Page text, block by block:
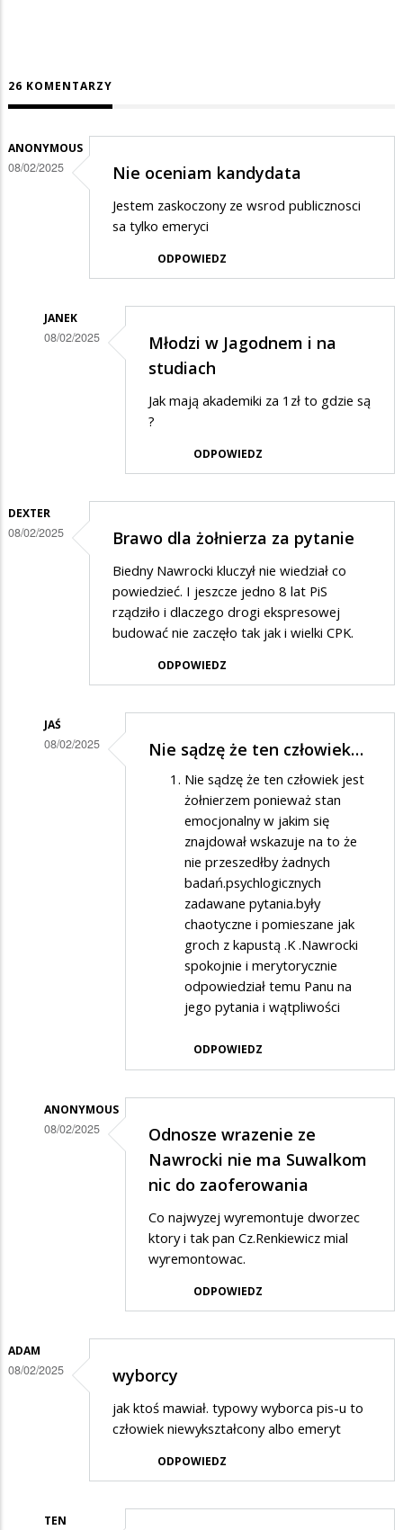
26 KOMENTARZY
ANONYMOUS
08/02/2025 Nie oceniam kandydata
Jestem zaskoczony ze wsrod publicznosci
sa tylko emeryci
ODPOWIEDZ
JANEK
08/02/2025
odpowiedzi
Nie
kandydata
Młodzi w Jagodnem i na
studiach
Jak mają akademiki za 1zł to gdzie są
?
ODPOWIEDZ
DEXTER
08/02/2025 Brawo dla żołnierza za pytanie
Biedny Nawrocki kluczył nie wiedział co
powiedzieć. I jeszcze jedno 8 lat PiS
rządziło i dlaczego drogi ekspresowej
budować nie zaczęło tak jak i wielki CPK.
ODPOWIEDZ
JAŚ
08/02/2025 Nie sądzę że ten człowiek…
Nie sądzę że ten człowiek jest
żołnierzem ponieważ stan
emocjonalny w jakim się
znajdował wskazuje na to że
nie przeszedłby żadnych
badań.psychlogicznych
zadawane pytania.były
chaotyczne i pomieszane jak
groch z kapustą .K .Nawrocki
spokojnie i merytorycznie
odpowiedział temu Panu na
jego pytania i wątpliwości
ODPOWIEDZ
ANONYMOUS
08/02/2025
żołnierza
Odnosze wrazenie ze
Nawrocki nie ma Suwalkom
nic do zaoferowania
Co najwyzej wyremontuje dworzec
ktory i tak pan Cz.Renkiewicz mial
wyremontowac.
ODPOWIEDZ
ADAM
08/02/2025 wyborcy
jak ktoś mawiał. typowy wyborca pis-u to
człowiek niewykształcony albo emeryt
ODPOWIEDZ
TEN